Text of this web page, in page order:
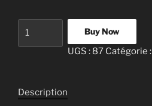
Buy Now
UGS : 87 Catégorie :
Description